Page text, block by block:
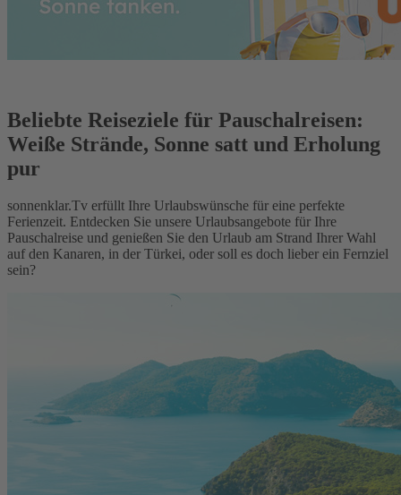
Beliebte Reiseziele für Pauschalreisen:
Weiße Strände, Sonne satt und Erholung
pur
sonnenklar.Tv erfüllt Ihre Urlaubswünsche für eine perfekte
Ferienzeit. Entdecken Sie unsere Urlaubsangebote für Ihre
Pauschalreise und genießen Sie den Urlaub am Strand Ihrer Wahl
auf den Kanaren, in der Türkei, oder soll es doch lieber ein Fernziel
sein?